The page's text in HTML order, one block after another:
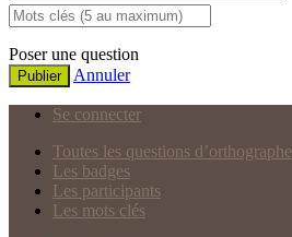
Poser une question
Publier Annuler
Se connecter
Toutes les questions d’orthographe
Les badges
Les participants
Les mots clés